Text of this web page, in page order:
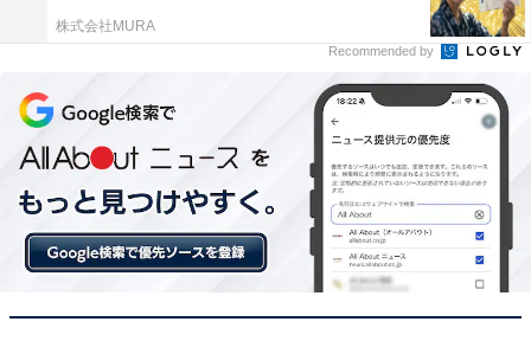
楽天トラベルでキャンペーンを見る
※掲載されている情報は記事公開時のものです。あらか
株式会社MURA
Recommended by